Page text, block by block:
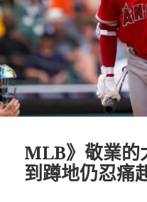
MLB》敬業的
到蹲地仍忍痛